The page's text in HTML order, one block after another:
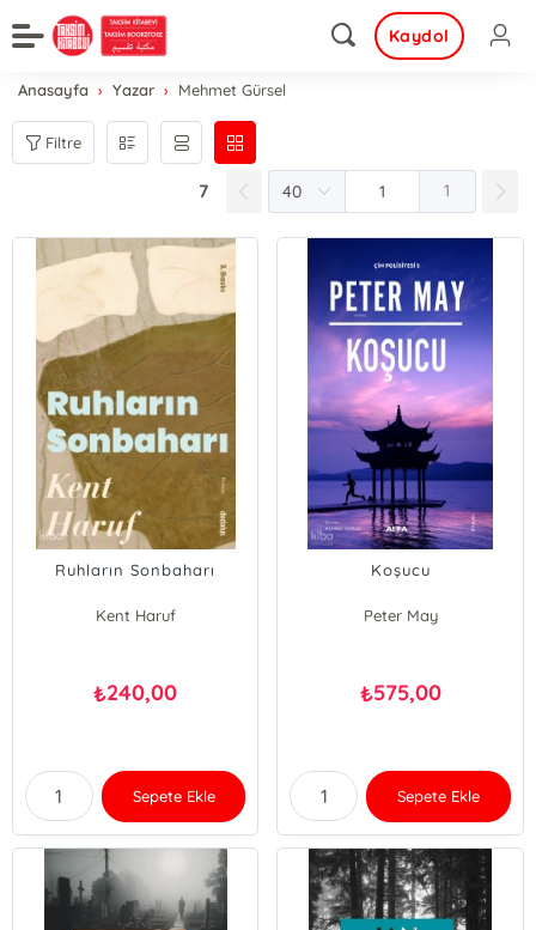
Kaydol
Anasayfa Yazar Mehmet Gürsel
Filtre
7 1
Ruhların Sonbaharı
Kent Haruf
₺240,00
Sepete Ekle
Koşucu
Peter May
₺575,00
Sepete Ekle